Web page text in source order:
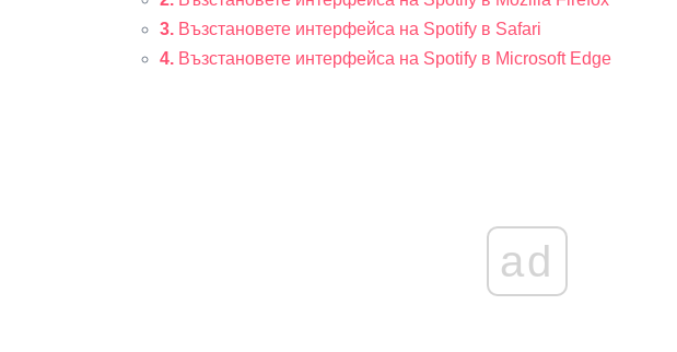
3. Възстановете интерфейса на Spotify в Safari
4. Възстановете интерфейса на Spotify в Microsoft Edge
ad